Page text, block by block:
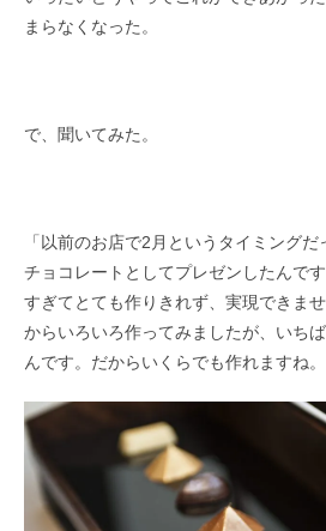
まらなくなった。
で、聞いてみた。
「以前のお店で2月というタイミング
チョコレートとしてプレゼンしたんで
すぎてとても作りきれず、実現できま
からいろいろ作ってみましたが、いち
んです。だからいくらでも作れますね。